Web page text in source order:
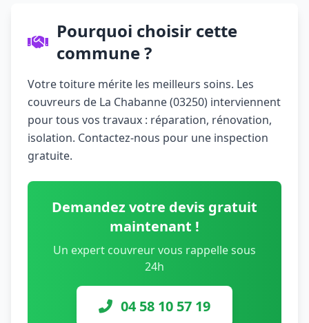
Pourquoi choisir cette
commune ?
Votre toiture mérite les meilleurs soins. Les
couvreurs de La Chabanne (03250) interviennent
pour tous vos travaux : réparation, rénovation,
isolation. Contactez-nous pour une inspection
gratuite.
Demandez votre devis gratuit
maintenant !
Un expert couvreur vous rappelle sous
24h
04 58 10 57 19